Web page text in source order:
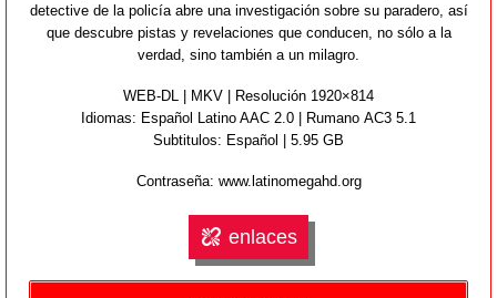
detective de la policía abre una investigación sobre su paradero, así
que descubre pistas y revelaciones que conducen, no sólo a la
verdad, sino también a un milagro.
WEB-DL | MKV | Resolución 1920×814
Idiomas: Español Latino AAC 2.0 | Rumano AC3 5.1
Subtitulos: Español | 5.95 GB
Contraseña: www.latinomegahd.org
enlaces